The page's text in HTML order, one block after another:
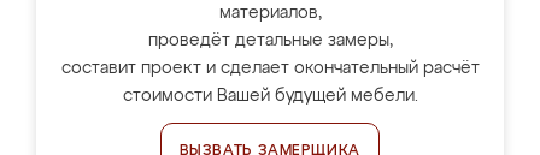
материалов,
проведёт детальные замеры,
составит проект и сделает окончательный расчёт
стоимости Вашей будущей мебели.
ВЫЗВАТЬ ЗАМЕРЩИКА